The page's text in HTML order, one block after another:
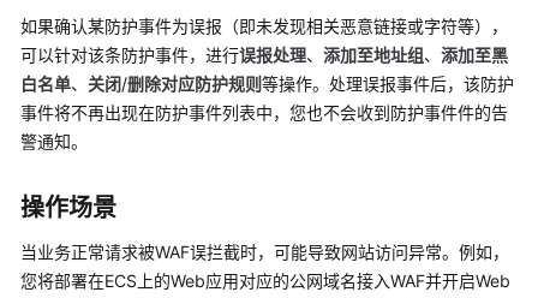
服
务
公
告
品
介
绍
如果确认某防护事件为误报（即未发现相关恶意链接或字符等），
可以针对该条防护事件，进行误报处理、 添加至地址组、 添加至黑
白名单、 关闭/删除对应防护规则等操作。处理误报事件后，该防护
事件将不再出现在防护事件列表中，您也不会收到防护事件件的告
警通知。
操作场景
当业务正常请求被WAF误拦截时，可能导致网站访问异常。例如，
您将部署在ECS上的Web应用对应的公网域名接入WAF并开启Web